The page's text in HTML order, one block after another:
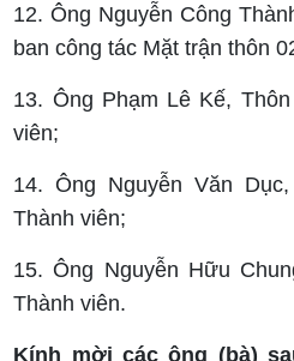
12. Ông Nguyễn Công
ban công tác Mặt trận thôn
13. Ông Phạm Lê Kế,
viên;
14. Ông Nguyễn Văn
Thành viên;
15. Ông Nguyễn Hữu
Thành viên.
Kính mời các ông (bà)